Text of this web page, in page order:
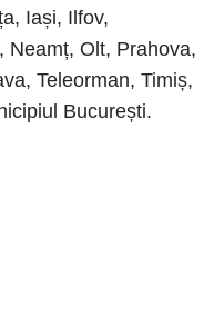
Iași, Ilfov,
Neamț, Olt, Prahova,
Teleorman, Timiș,
București.